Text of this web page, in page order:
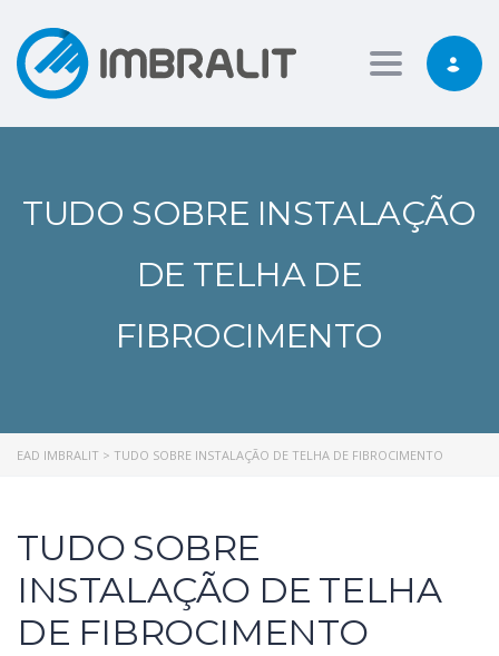
Toggle
TUDO SOBRE INSTALAÇÃO
DE TELHA DE
FIBROCIMENTO
EAD IMBRALIT > TUDO SOBRE INSTALAÇÃO DE TELHA DE FIBROCIMENTO
TUDO SOBRE
INSTALAÇÃO DE TELHA
DE FIBROCIMENTO